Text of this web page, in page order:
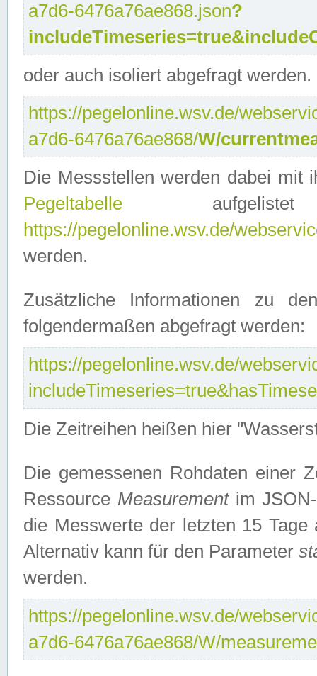
a7d6-6476a76ae868.json?
oder auch isoliert abgefragt werden.
https://pegelonline.wsv.de/
a7d6-6476a76ae868/W/
Die Messstellen werden dabei mit
Pegeltabelle
https://pegelonline.wsv.de/
werden.
Zusätzliche Informationen zu
folgendermaßen abgefragt werden:
https://pegelonline.wsv.de/
Die Zeitreihen heißen hier
Die gemessenen Rohdaten einer
Ressource Measurementim JSON-
die Messwerte der letzten 15
Alternativ kann für den Parameter
werden.
https://pegelonline.wsv.de/
a7d6-6476a76ae868/W/